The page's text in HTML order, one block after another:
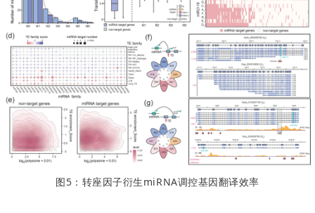
图5：转座因子衍生miRNA调控基因翻译效率